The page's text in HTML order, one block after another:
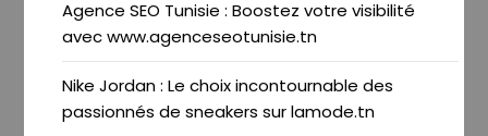
Agence SEO Tunisie : Boostez votre visibilité
avec www.agenceseotunisie.tn
Nike Jordan : Le choix incontournable des
passionnés de sneakers sur lamode.tn